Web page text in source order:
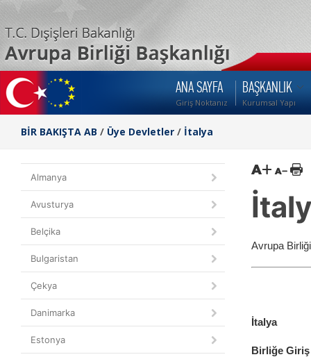
ANA SAYFA
Giriş Noktanız
BAŞKANLIK
Kurumsal Yapı
BİR BAKIŞTA AB / Üye Devletler / İtalya
Almanya
Avusturya
Belçika
Bulgaristan
Çekya
Danimarka
Estonya
Avrupa
İtalya
Birliğe